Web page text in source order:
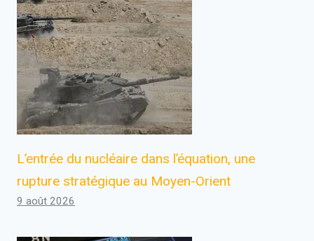
L’entrée du nucléaire dans l’équation, une
rupture stratégique au Moyen-Orient
9 août 2026